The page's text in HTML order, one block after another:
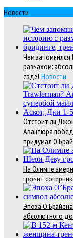
Новости
Чем запомнился
размахом:
езде! Новости
Отстоит ли
Авантюра
придумал О
На Олимпе
громит
Эпоха
абсолютного